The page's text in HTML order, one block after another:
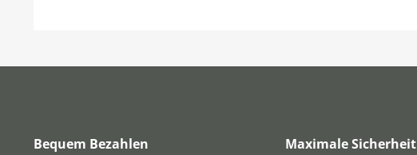
Bequem Bezahlen Maximale Sicherheit